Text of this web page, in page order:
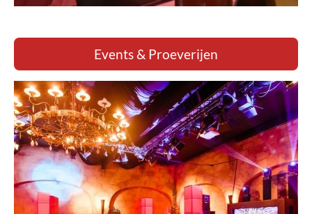
Events & Proeverijen